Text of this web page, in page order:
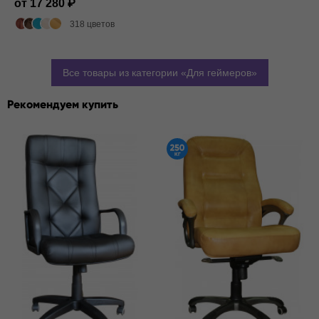
от 17 280
318 цветов
Все товары из категории Для геймеров
Рекомендуем купить